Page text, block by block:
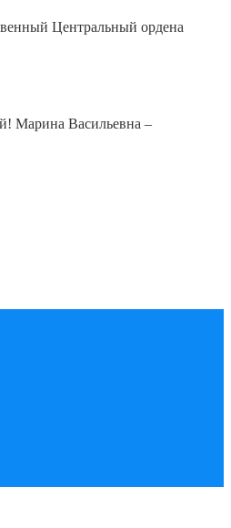
Центральный ордена
Марина Васильевна –